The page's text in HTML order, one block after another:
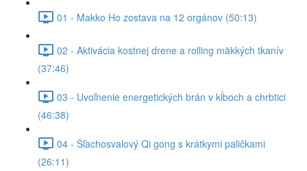
01 - Makko Ho zostava na 12 orgánov (50:13)
02 - Aktivácia kostnej drene a rolling mäkkých tkanív
(37:46)
03 - Uvoľnenie energetických brán v kĺboch a chrbtici
(46:38)
04 - Šľachosvalový Qi gong s krátkymi paličkami
(26:11)